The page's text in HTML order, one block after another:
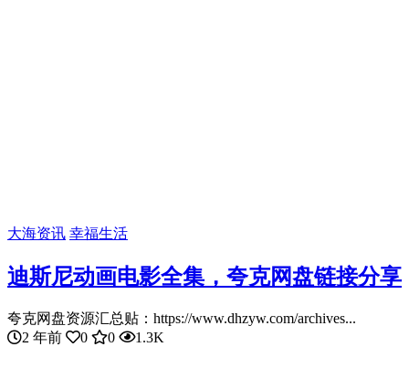
大海资讯 幸福生活
迪斯尼动画电影全集，夸克网盘链接分享
夸克网盘资源汇总贴：https://www.dhzyw.com/archives...
2 年前
0 0 1.3K